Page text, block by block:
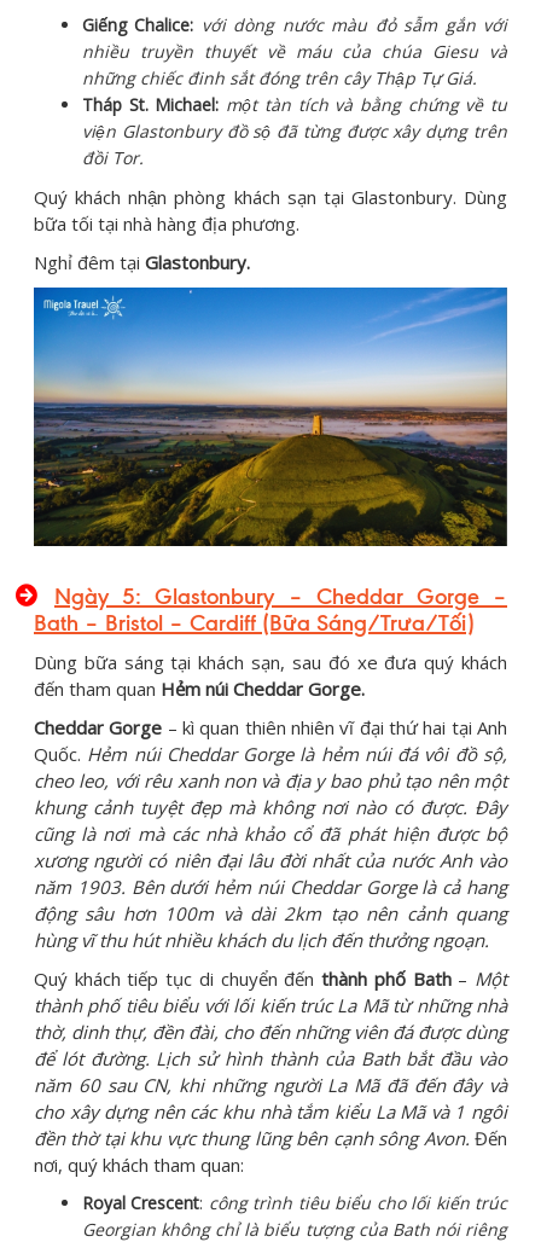
Giếng Chalice: với dòng nước màu đỏ sẫm gắn với
nhiều truyền thuyết về máu của chúa Giesu và
những chiếc đinh sắt đóng trên cây Thập Tự Giá.
Tháp St. Michael: một tàn tích và bằng chứng về tu
viện Glastonbury đồ sộ đã từng được xây dựng trên
đồi Tor.
Quý khách nhận phòng khách sạn tại Glastonbury. Dùng
bữa tối tại nhà hàng địa phương.
Nghỉ đêm tại Glastonbury.
Ngày 5: Glastonbury – Cheddar Gorge –
Bath – Bristol – Cardiff (Bữa Sáng/Trưa/Tối)
Dùng bữa sáng tại khách sạn, sau đó xe đưa quý khách
đến tham quan Hẻm núi Cheddar Gorge.
Cheddar Gorge – kì quan thiên nhiên vĩ đại thứ hai tại Anh
Quốc. Hẻm núi Cheddar Gorge là hẻm núi đá vôi đồ sộ,
cheo leo, với rêu xanh non và địa y bao phủ tạo nên một
khung cảnh tuyệt đẹp mà không nơi nào có được. Đây
cũng là nơi mà các nhà khảo cổ đã phát hiện được bộ
xương người có niên đại lâu đời nhất của nước Anh vào
năm 1903. Bên dưới hẻm núi Cheddar Gorge là cả hang
động sâu hơn 100m và dài 2km tạo nên cảnh quang
hùng vĩ thu hút nhiều khách du lịch đến thưởng ngoạn.
Quý khách tiếp tục di chuyển đếnthành phố Bath– Một
thành phố tiêu biểu với lối kiến trúc La Mã từ những nhà
thờ, dinh thự, đền đài, cho đến những viên đá được dùng
để lót đường. Lịch sử hình thành của Bath bắt đầu vào
năm 60 sau CN, khi những người La Mã đã đến đây và
cho xây dựng nên các khu nhà tắm kiểu La Mã và 1 ngôi
đền thờ tại khu vực thung lũng bên cạnh sông Avon. Đến
nơi, quý khách tham quan:
Royal Crescent: công trình tiêu biểu cho lối kiến trúc
Georgian không chỉ là biểu tượng của Bath nói riêng